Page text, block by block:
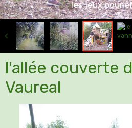
les jeux pour
l'allée couverte
Vaureal